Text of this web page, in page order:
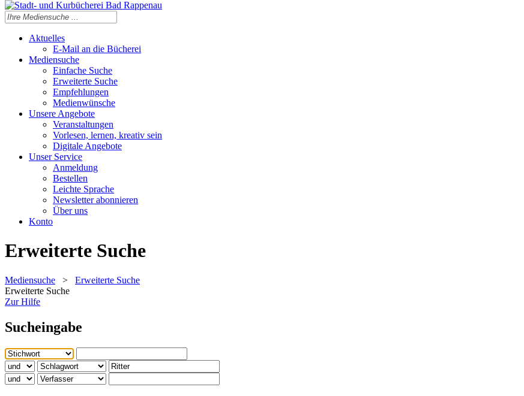
Aktuelles
E-Mail an die Bücherei
Mediensuche
Einfache Suche
Erweiterte Suche
Empfehlungen
Medienwünsche
Unsere Angebote
Veranstaltungen
Vorlesen, lernen, kreativ sein
Digitale Angebote
Unser Service
Anmeldung
Bestellen
Leichte Sprache
Newsletter abonnieren
Über uns
Konto
Erweiterte Suche
Mediensuche > Erweiterte Suche
Erweiterte Suche
Zur Hilfe
Sucheingabe